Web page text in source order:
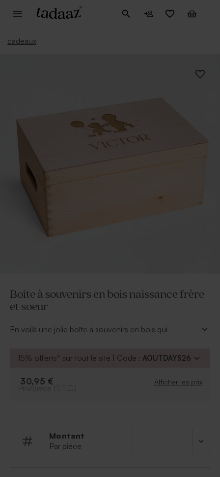
cadeaux
Boîte à souvenirs en bois naissance frère
et soeur
En voilà une jolie boîte à souvenirs en bois qui
prénom.
* Boite en bois avec charnière avec le texte de votre
15% offerts* sur tout le site | Code : AOUTDAYS26
30,95 € Afficher les prix
Montant
Par pièce